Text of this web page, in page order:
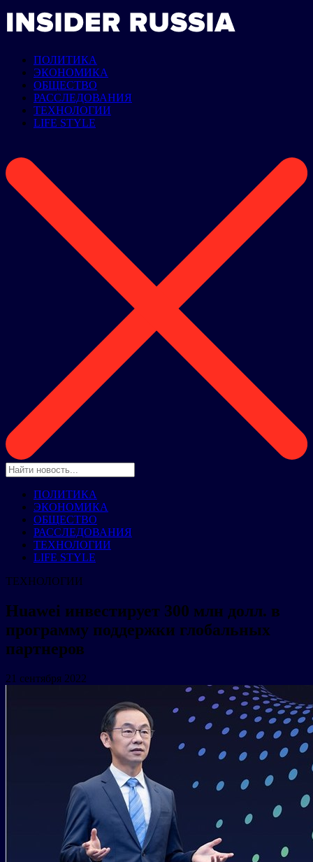
ПОЛИТИКА
ЭКОНОМИКА
ОБЩЕСТВО
РАССЛЕДОВАНИЯ
ТЕХНОЛОГИИ
LIFE STYLE
ПОЛИТИКА
ЭКОНОМИКА
ОБЩЕСТВО
РАССЛЕДОВАНИЯ
ТЕХНОЛОГИИ
LIFE STYLE
ТЕХНОЛОГИИ
Huawei инвестирует 300 млн долл. в
программу поддержки глобальных
партнеров
21 сентября 2022